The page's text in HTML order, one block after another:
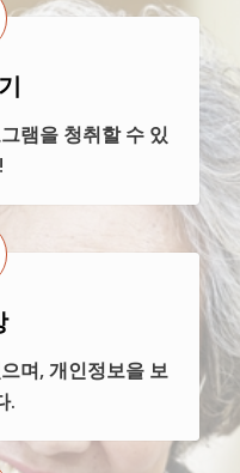
램을 청취할 수 있
며, 개인정보을 보
.